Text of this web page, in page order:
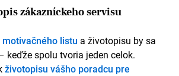
zákazníckeho servisu
listu a životopisu by sa
keďže spolu tvoria jeden celok.
životopisu vášho poradcu pre